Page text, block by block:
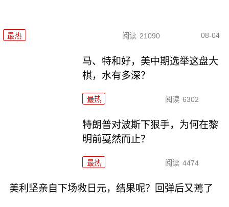
最热 阅读 21090 08-04
马、特和好，美中期选举这盘大
棋，水有多深？
最热 阅读 6302
特朗普对波斯下狠手，为何在黎
明前戛然而止？
最热 阅读 4474
美利坚亲自下场救日元，结果呢？回弹后又蔫了